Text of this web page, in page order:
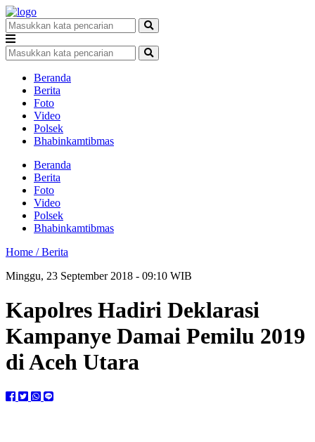
Beranda
Berita
Foto
Video
Polsek
Bhabinkamtibmas
Beranda
Berita
Foto
Video
Polsek
Bhabinkamtibmas
Home /Berita
Minggu, 23 September 2018 - 09:10 WIB
Kapolres Hadiri Deklarasi
Kampanye Damai Pemilu 2019
di Aceh Utara